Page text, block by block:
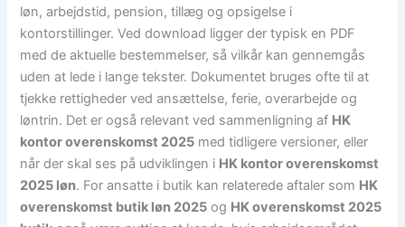
løn, arbejdstid, pension, tillæg og opsigelse i
kontorstillinger. Ved download ligger der typisk en PDF
med de aktuelle bestemmelser, så vilkår kan gennemgås
uden at lede i lange tekster. Dokumentet bruges ofte til at
tjekke rettigheder ved ansættelse, ferie, overarbejde og
løntrin. Det er også relevant ved sammenligning af HK
kontor overenskomst 2025 med tidligere versioner, eller
når der skal ses på udviklingen i HK kontor overenskomst
2025 løn. For ansatte i butik kan relaterede aftaler som HK
overenskomst butik løn 2025 og HK overenskomst 2025